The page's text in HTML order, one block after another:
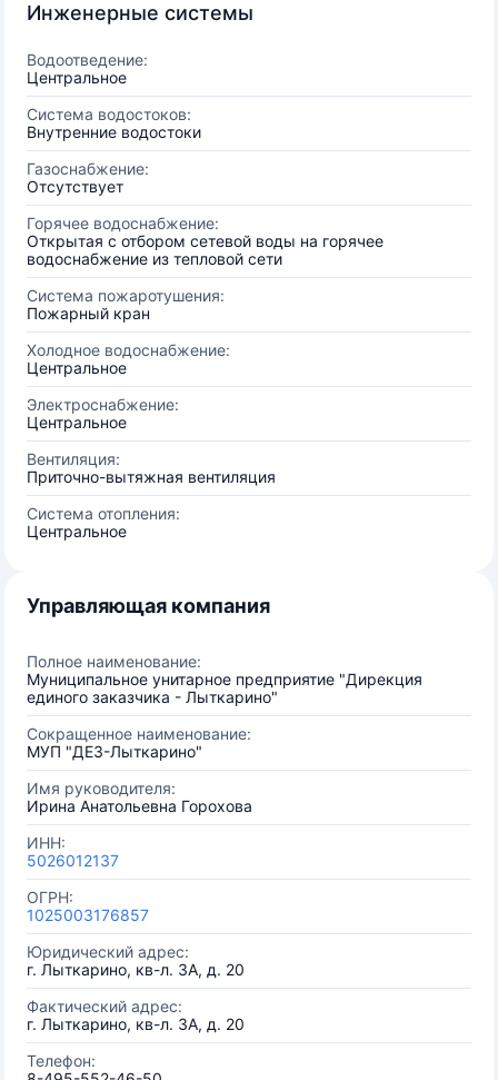
Инженерные системы
Водоотведение:
Центральное
Система водостоков:
Внутренние водостоки
Газоснабжение:
Отсутствует
Горячее водоснабжение:
Открытая с отбором сетевой воды на горячее
водоснабжение из тепловой сети
Система пожаротушения:
Пожарный кран
Холодное водоснабжение:
Центральное
Электроснабжение:
Центральное
Вентиляция:
Приточно-вытяжная вентиляция
Система отопления:
Центральное
Управляющая компания
Полное наименование:
Муниципальное унитарное предприятие "Дирекция
единого заказчика - Лыткарино"
Сокращенное наименование:
МУП "ДЕЗ-Лыткарино"
Имя руководителя:
Ирина Анатольевна Горохова
ИНН:
5026012137
ОГРН:
1025003176857
Юридический адрес:
г. Лыткарино, кв-л. 3А, д. 20
Фактический адрес:
г. Лыткарино, кв-л. 3А, д. 20
Телефон: